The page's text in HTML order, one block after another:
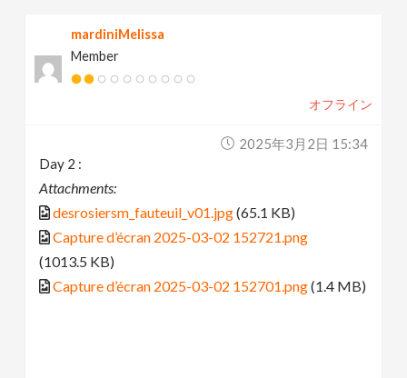
mardiniMelissa
Member
オフライン
2025年3月2日 15:34
Day 2 :
Attachments:
desrosiersm_fauteuil_v01.jpg(65.1 KB)
Capture d’écran 2025-03-02 152721.png
(1013.5 KB)
Capture d’écran 2025-03-02 152701.png(1.4 MB)